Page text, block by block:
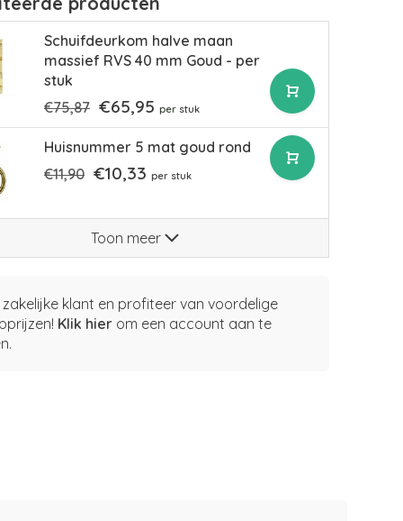
Schuifdeurkom halve maan
massief RVS 40 mm Goud - per
stuk
€75,87 €65,95 per stuk
Huisnummer 5 mat goud rond
€11,90 €10,33 per stuk
Toon meer
klant en profiteer van voordelige
Klik hier om een account aan te